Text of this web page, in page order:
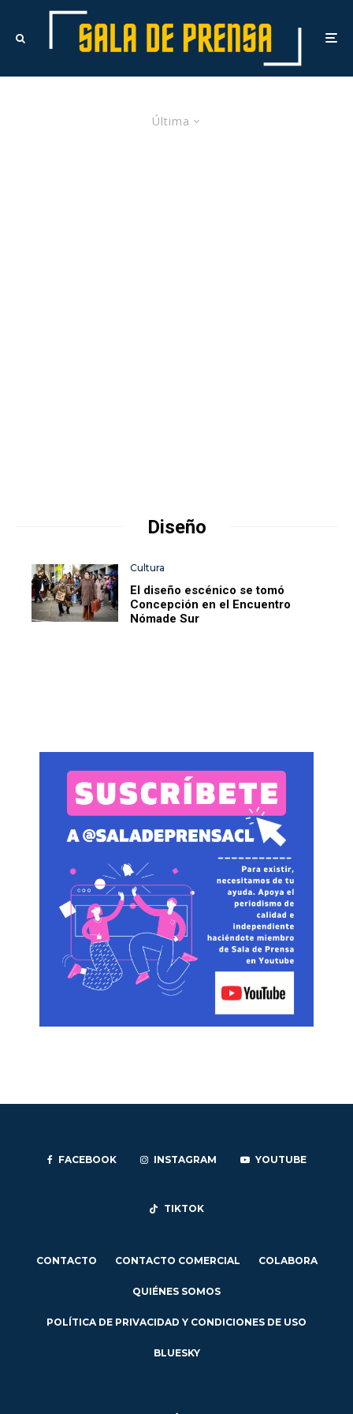
Última
Diseño
Cultura
El diseño escénico se tomó
Concepción en el Encuentro
Nómade Sur
FACEBOOK INSTAGRAM YOUTUBE
TIKTOK
CONTACTO CONTACTO COMERCIAL COLABORA
QUIÉNES SOMOS
POLÍTICA DE PRIVACIDAD Y CONDICIONES DE USO
BLUESKY